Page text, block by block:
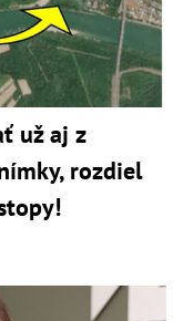
už aj z
rozdiel